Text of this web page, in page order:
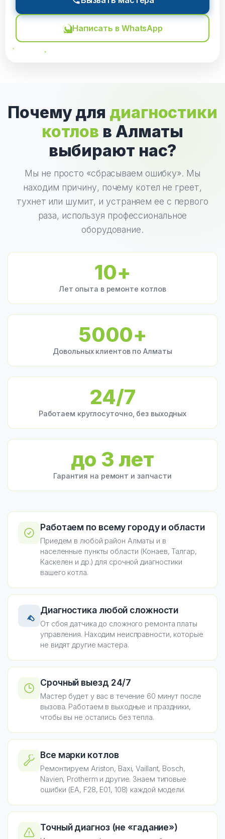
Написать в WhatsApp
Почему для диагностики
котлов в Алматы
выбирают нас?
Мы не просто «сбрасываем ошибку». Мы
находим причину, почему котел не греет,
тухнет или шумит, и устраняем ее с первого
раза, используя профессиональное
оборудование.
10+
Лет опыта в ремонте котлов
5000+
Довольных клиентов по Алматы
24/7
Работаем круглосуточно, без выходных
до 3 лет
Гарантия на ремонт и запчасти
Работаем по всему городу и области
Приедем в любой район Алматы и в
населенные пункты области (Конаев, Талгар,
Каскелен и др.) для срочной диагностики
вашего котла.
Диагностика любой сложности
От сбоя датчика до сложного ремонта платы
управления. Находим неисправности, которые
не видят другие мастера.
Срочный выезд 24/7
Мастер будет у вас в течение 60 минут после
вызова. Работаем в выходные и праздники,
чтобы вы не остались без тепла.
Все марки котлов
Ремонтируем Ariston, Baxi, Vaillant, Bosch,
Navien, Protherm и другие. Знаем типовые
ошибки (EA, F28, E01, 108) каждой модели.
Точный диагноз (не «гадание»)